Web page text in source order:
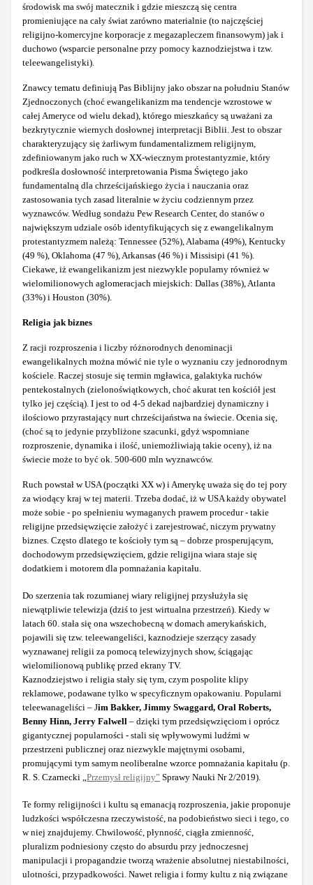
środowisk ma swój matecznik i gdzie mieszczą się centra
promieniujące na cały świat zarówno materialnie (to najczęściej
religijno-komercyjne korporacje z megazapleczem finansowym) jak i
duchowo (wsparcie personalne przy pomocy kaznodziejstwa i tzw.
teleewangelistyki).
Znawcy tematu definiują Pas Biblijny jako obszar na południu Stanów
Zjednoczonych (choć ewangelikanizm ma tendencje wzrostowe w
całej Ameryce od wielu dekad), którego mieszkańcy są uważani za
bezkrytycznie wiernych dosłownej interpretacji Biblii. Jest to obszar
charakteryzujący się żarliwym fundamentalizmem religijnym,
zdefiniowanym jako ruch w XX-wiecznym protestantyzmie, który
podkreśla dosłowność interpretowania Pisma Świętego jako
fundamentalną dla chrześcijańskiego życia i nauczania oraz
zastosowania tych zasad literalnie w życiu codziennym przez
wyznawców. Według sondażu Pew Research Center, do stanów o
największym udziale osób identyfikujących się z ewangelikalnym
protestantyzmem należą: Tennessee (52%), Alabama (49%), Kentucky
(49 %), Oklahoma (47 %), Arkansas (46 %) i Missisipi (41 %).
Ciekawe, iż ewangelikanizm jest niezwykle popularny również w
wielomilionowych aglomeracjach miejskich: Dallas (38%), Atlanta
(33%) i Houston (30%).
Religia jak biznes
Z racji rozproszenia i liczby różnorodnych denominacji
ewangelikalnych można mówić nie tyle o wyznaniu czy jednorodnym
kościele. Raczej stosuje się termin mgławica, galaktyka ruchów
pentekostalnych (zielonoświątkowych, choć akurat ten kościół jest
tylko jej częścią). I jest to od 4-5 dekad najbardziej dynamiczny i
ilościowo przyrastający nurt chrześcijaństwa na świecie. Ocenia się,
(choć są to jedynie przybliżone szacunki, gdyż wspomniane
rozproszenie, dynamika i ilość, uniemożliwiają takie oceny), iż na
świecie może to być ok. 500-600 mln wyznawców.
Ruch powstał w USA (początki XX w) i Amerykę uważa się do tej pory
za wiodący kraj w tej materii. Trzeba dodać, iż w USA każdy obywatel
może sobie - po spełnieniu wymaganych prawem procedur - takie
religijne przedsięwzięcie założyć i zarejestrować, niczym prywatny
biznes. Często dlatego te kościoły tym są – dobrze prosperującym,
dochodowym przedsięwzięciem, gdzie religijna wiara staje się
dodatkiem i motorem dla pomnażania kapitału.
Do szerzenia tak rozumianej wiary religijnej przysłużyła się
niewątpliwie telewizja (dziś to jest wirtualna przestrzeń). Kiedy w
latach 60. stała się ona wszechobecną w domach amerykańskich,
pojawili się tzw. teleewangeliści, kaznodzieje szerzący zasady
wyznawanej religii za pomocą telewizyjnych show, ściągając
wielomilionową publikę przed ekrany TV.
Kaznodziejstwo i religia stały się tym, czym pospolite klipy
reklamowe, podawane tylko w specyficznym opakowaniu. Popularni
teleewanageliści – Jim Bakker, Jimmy Swaggard, Oral Roberts,
Benny Hinn, Jerry Falwell – dzięki tym przedsięwzięciom i oprócz
gigantycznej popularności - stali się wpływowymi ludźmi w
przestrzeni publicznej oraz niezwykle majętnymi osobami,
promującymi tym samym neoliberalne wzorce pomnażania kapitału (p.
R. S. Czarnecki „ Przemysł religijny” Sprawy Nauki Nr 2/2019).
Te formy religijności i kultu są emanacją rozproszenia, jakie proponuje
ludzkości współczesna rzeczywistość, na podobieństwo sieci i tego, co
w niej znajdujemy. Chwilowość, płynność, ciągła zmienność,
pluralizm podniesiony często do absurdu przy jednoczesnej
manipulacji i propagandzie tworzą wrażenie absolutnej niestabilności,
ulotności, przypadkowości. Nawet religia i formy kultu z nią związane